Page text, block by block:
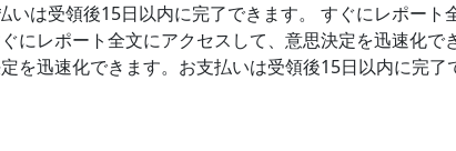
は受領後15日以内に完了できます。
すぐにレポート
にレポート全文にアクセスして、意思決定を迅速化で
を迅速化できます。お支払いは受領後15日以内に完了